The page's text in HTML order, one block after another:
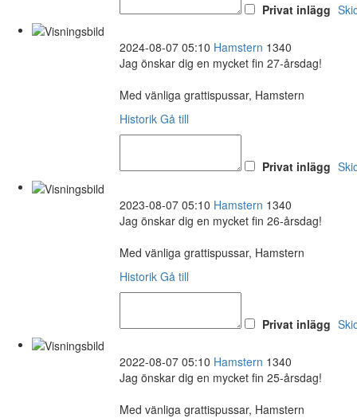
Privat inlägg
2024-08-07 05:10 Hamstern 1340
Jag önskar dig en mycket fin 27-årsdag!
Med vänliga grattispussar, Hamstern
Historik Gå till
Privat inlägg
2023-08-07 05:10 Hamstern 1340
Jag önskar dig en mycket fin 26-årsdag!
Med vänliga grattispussar, Hamstern
Historik Gå till
Privat inlägg
2022-08-07 05:10 Hamstern 1340
Jag önskar dig en mycket fin 25-årsdag!
Med vänliga grattispussar, Hamstern